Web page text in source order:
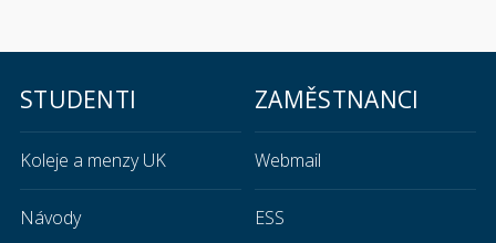
STUDENTI
Koleje a menzy UK
Návody
ZAMĚSTNANCI
Webmail
ESS